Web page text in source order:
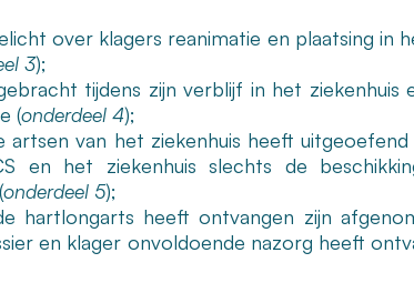
over klagers reanimatie en plaatsing in
3);
tijdens zijn verblijf in het ziekenhuis
(onderdeel 4);
artsen van het ziekenhuis heeft
en het ziekenhuis slechts de
onderdeel 5);
hartlongarts heeft ontvangen zijn
en klager onvoldoende nazorg heeft